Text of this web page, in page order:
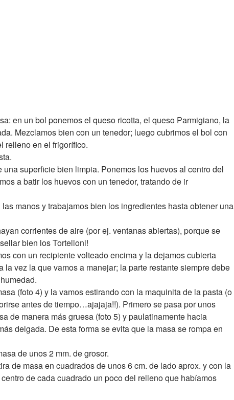
en un bol ponemos el queso ricotta, el queso Parmigiano, la
Mezclamos bien con un tenedor; luego cubrimos el bol con
relleno en el frigorífico.
superficie bien limpia. Ponemos los huevos al centro del
a batir los huevos con un tenedor, tratando de ir
manos y trabajamos bien los ingredientes hasta obtener una
corrientes de aire (por ej. ventanas abiertas), porque se
bien los Tortelloni!
con un recipiente volteado encima y la dejamos cubierta
vez la que vamos a manejar; la parte restante siempre debe
(foto 4) y la vamos estirando con la maquinita de la pasta (o
antes de tiempo…ajajaja!!). Primero se pasa por unos
de manera más gruesa (foto 5) y paulatinamente hacia
delgada. De esta forma se evita que la masa se rompa en
de unos 2 mm. de grosor.
de masa en cuadrados de unos 6 cm. de lado aprox. y con la
de cada cuadrado un poco del relleno que habíamos